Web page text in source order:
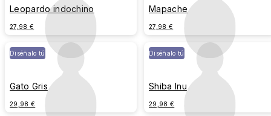
Leopardo indochino
27,98 €
Mapache
27,98 €
Diséñalo tú
Gato Gris
29,98 €
Diséñalo tú
Shiba Inu
29,98 €